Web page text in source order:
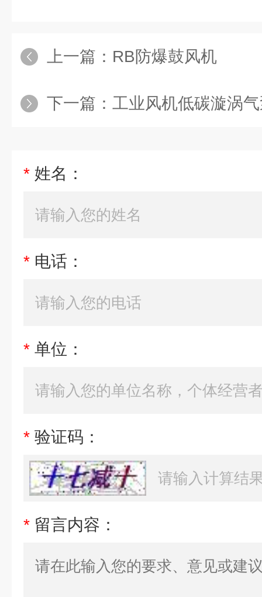
上一篇： RB防爆鼓风机
下一篇： 工业风机低碳漩涡
* 姓名：
* 电话：
* 单位：
* 验证码：
* 留言内容：